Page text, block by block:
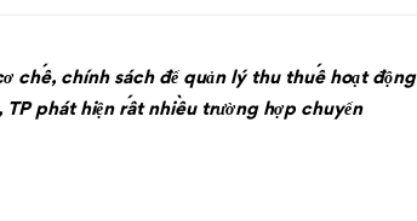
chế, chính sách để quản lý thu thuế hoạt động
phát hiện rất nhiều trường hợp chuyển